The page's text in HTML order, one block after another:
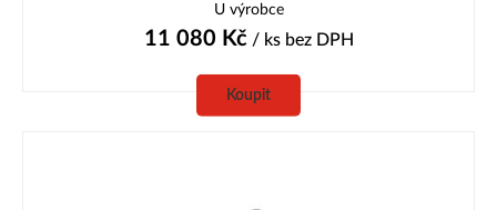
U výrobce
11 080 Kč/ ks bez DPH
Koupit